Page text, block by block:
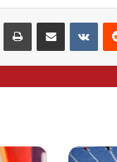
مشاركة عبر البريد